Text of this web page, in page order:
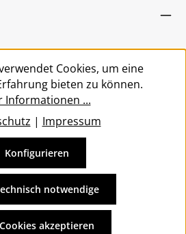
Vertrag widerrufen
wenn nicht anders
angegeben.
Cookies, um eine
bieten zu können.
Informationen ...
| Impressum
notwendige
Konfigurieren
akzeptieren